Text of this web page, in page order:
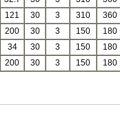
121 30 3 310 360
200 30 3 150 180
34 30 3 150 180
200 30 3 150 180